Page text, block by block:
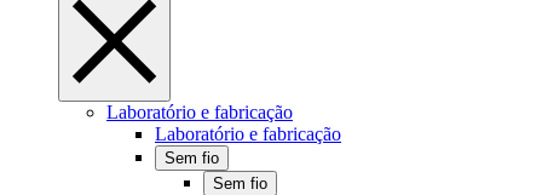
Laboratório e fabricação
Laboratório e fabricação
Sem fio
Sem fio